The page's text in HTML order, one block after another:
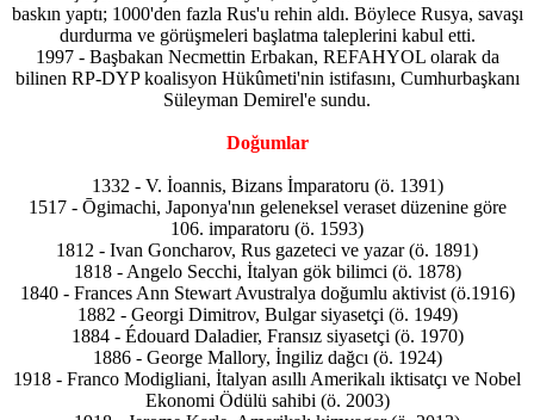
baskın yaptı; 1000'den fazla Rus'u rehin aldı. Böylece Rusya, savaşı
durdurma ve görüşmeleri başlatma taleplerini kabul etti.
1997 - Başbakan Necmettin Erbakan, REFAHYOL olarak da
bilinen RP-DYP koalisyon Hükûmeti'nin istifasını, Cumhurbaşkanı
Süleyman Demirel'e sundu.
Doğumlar
1332 - V. İoannis, Bizans İmparatoru (ö. 1391)
1517 - Ōgimachi, Japonya'nın geleneksel veraset düzenine göre
106. imparatoru (ö. 1593)
1812 - Ivan Goncharov, Rus gazeteci ve yazar (ö. 1891)
1818 - Angelo Secchi, İtalyan gök bilimci (ö. 1878)
1840 - Frances Ann Stewart Avustralya doğumlu aktivist (ö.1916)
1882 - Georgi Dimitrov, Bulgar siyasetçi (ö. 1949)
1884 - Édouard Daladier, Fransız siyasetçi (ö. 1970)
1886 - George Mallory, İngiliz dağcı (ö. 1924)
1918 - Franco Modigliani, İtalyan asıllı Amerikalı iktisatçı ve Nobel
Ekonomi Ödülü sahibi (ö. 2003)